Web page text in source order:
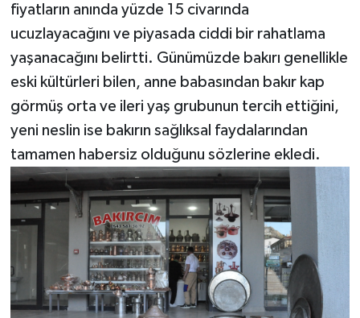
fiyatların anında yüzde 15 civarında
ucuzlayacağını ve piyasada ciddi bir rahatlama
yaşanacağını belirtti. Günümüzde bakırı genellikle
eski kültürleri bilen, anne babasından bakır kap
görmüş orta ve ileri yaş grubunun tercih ettiğini,
yeni neslin ise bakırın sağlıksal faydalarından
tamamen habersiz olduğunu sözlerine ekledi.